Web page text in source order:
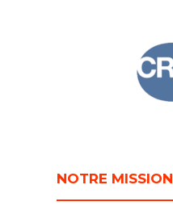
NOTRE MISSION